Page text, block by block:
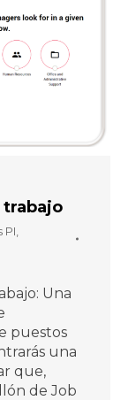
trabajo
PI
Una
puestos
una
que,
de Job